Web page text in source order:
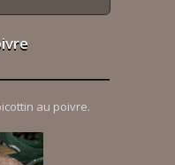
au poivre.